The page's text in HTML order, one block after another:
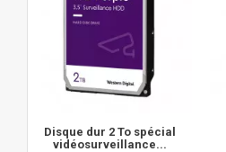
Disque dur 2 To spécial
vidéosurveillance...